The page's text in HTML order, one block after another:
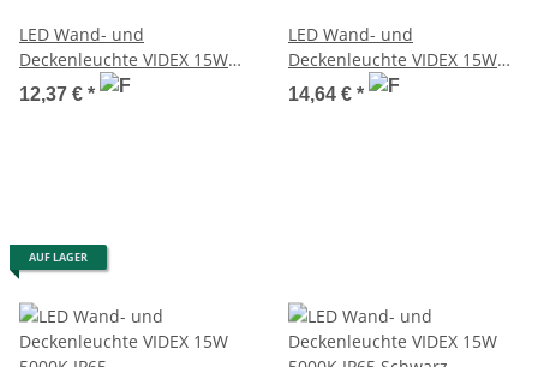
LED Wand- und
Deckenleuchte VIDEX 15W
5000K IP65
Feuchtraumleuchte
12,37 € *
LED Wand- und
Deckenleuchte VIDEX 15W
5000K IP65
Feuchtraumleuchte
14,64 € *
AUF LAGER